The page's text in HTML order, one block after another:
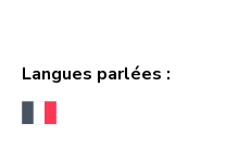
Langues parlées :